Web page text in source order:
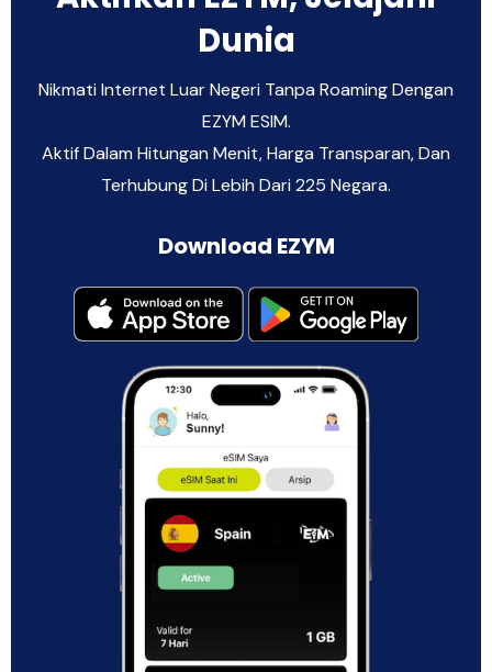
Dunia
Nikmati Internet Luar Negeri Tanpa Roaming Dengan
EZYM ESIM.
Aktif Dalam Hitungan Menit, Harga Transparan, Dan
Terhubung Di Lebih Dari 225 Negara.
Download EZYM